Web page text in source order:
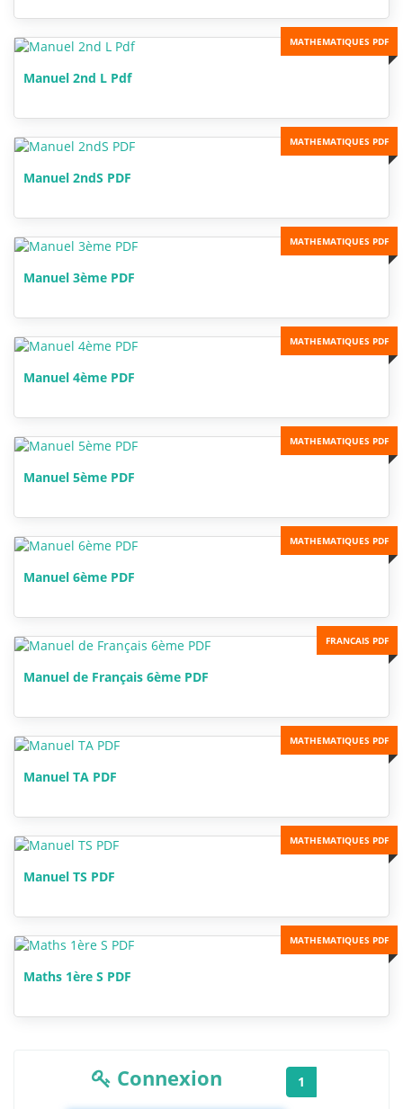
MATHEMATIQUES PDF
Manuel 2nd L Pdf
MATHEMATIQUES PDF
Manuel 2ndS PDF
MATHEMATIQUES PDF
Manuel 3ème PDF
MATHEMATIQUES PDF
Manuel 4ème PDF
MATHEMATIQUES PDF
Manuel 5ème PDF
MATHEMATIQUES PDF
Manuel 6ème PDF
FRANCAIS PDF
Manuel de Français 6ème PDF
MATHEMATIQUES PDF
Manuel TA PDF
MATHEMATIQUES PDF
Manuel TS PDF
MATHEMATIQUES PDF
Maths 1ère S PDF
1
Connexion